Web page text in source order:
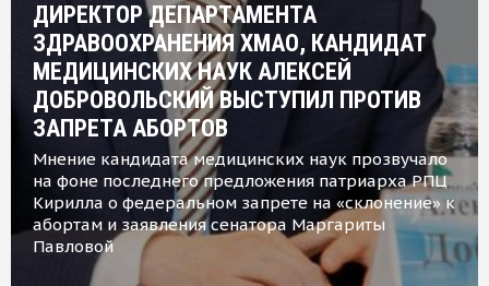
ДИРЕКТОР ДЕПАРТАМЕНТА
ЗДРАВООХРАНЕНИЯ ХМАО, КАНДИДАТ
МЕДИЦИНСКИХ НАУК АЛЕКСЕЙ
ДОБРОВОЛЬСКИЙ ВЫСТУПИЛ ПРОТИВ
ЗАПРЕТА АБОРТОВ
Мнение кандидата медицинских наук прозвучало
на фоне последнего предложения патриарха РПЦ
Кирилла о федеральном запрете на «склонение» к
абортам и заявления сенатора Маргариты
Павловой